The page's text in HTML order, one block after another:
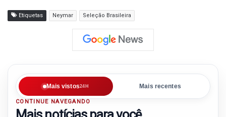
Etiquetas Neymar Seleção Brasileira
Mais vistos24H Mais recentes
CONTINUE NAVEGANDO